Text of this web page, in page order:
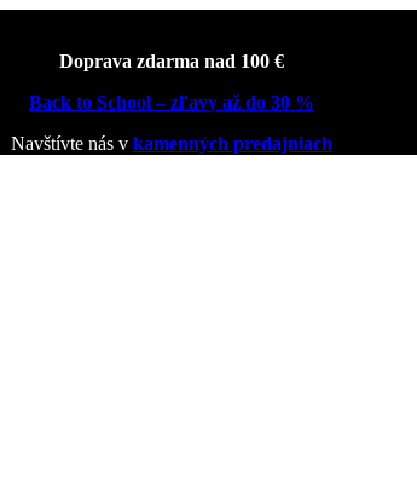
Doprava zdarma nad 100 €
Back to School – zľavy až do 30 %
Navštívte nás v kamenných predajniach